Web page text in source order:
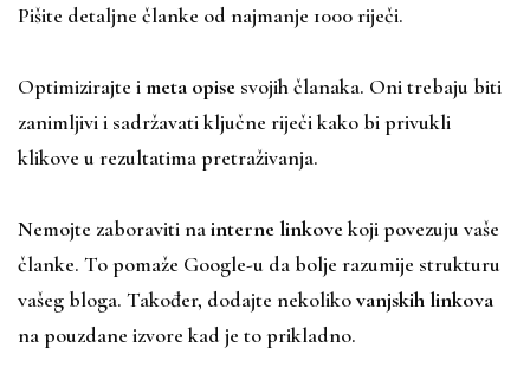
Pišite detaljne članke od najmanje 1000 riječi.
Optimizirajte imeta opise svojih članaka. Oni trebaju biti
zanimljivi i sadržavati ključne riječi kako bi privukli
klikove u rezultatima pretraživanja.
Nemojte zaboraviti nainterne linkovekoji povezuju vaše
članke. To pomaže Google-u da bolje razumije strukturu
vašeg bloga. Također, dodajte nekolikovanjskih linkova
na pouzdane izvore kad je to prikladno.